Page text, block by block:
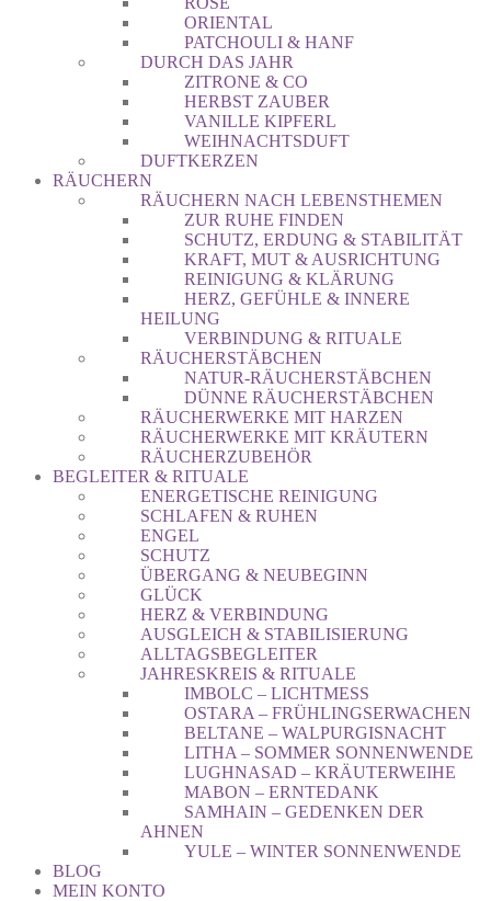
ORIENTAL
PATCHOULI & HANF
DURCH DAS JAHR
ZITRONE & CO
HERBST ZAUBER
VANILLE KIPFERL
WEIHNACHTSDUFT
DUFTKERZEN
RÄUCHERN
RÄUCHERN NACH LEBENSTHEMEN
ZUR RUHE FINDEN
SCHUTZ, ERDUNG & STABILITÄT
KRAFT, MUT & AUSRICHTUNG
REINIGUNG & KLÄRUNG
HERZ, GEFÜHLE & INNERE
HEILUNG
VERBINDUNG & RITUALE
RÄUCHERSTÄBCHEN
NATUR-RÄUCHERSTÄBCHEN
DÜNNE RÄUCHERSTÄBCHEN
RÄUCHERWERKE MIT HARZEN
RÄUCHERWERKE MIT KRÄUTERN
RÄUCHERZUBEHÖR
BEGLEITER & RITUALE
ENERGETISCHE REINIGUNG
SCHLAFEN & RUHEN
ENGEL
SCHUTZ
ÜBERGANG & NEUBEGINN
GLÜCK
HERZ & VERBINDUNG
AUSGLEICH & STABILISIERUNG
ALLTAGSBEGLEITER
JAHRESKREIS & RITUALE
IMBOLC – LICHTMESS
OSTARA – FRÜHLINGSERWACHEN
BELTANE – WALPURGISNACHT
LITHA – SOMMER SONNENWENDE
LUGHNASAD – KRÄUTERWEIHE
MABON – ERNTEDANK
SAMHAIN – GEDENKEN DER
AHNEN
YULE – WINTER SONNENWENDE
BLOG
MEIN KONTO